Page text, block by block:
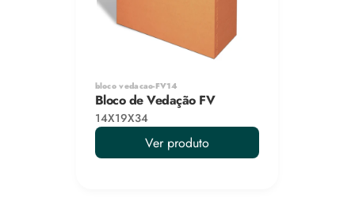
bloco vedacao-FV14
Bloco de Vedação FV
14X19X34
Ver produto